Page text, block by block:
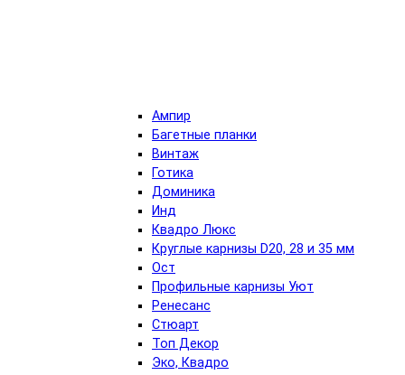
Ампир
Багетные планки
Винтаж
Готика
Доминика
Инд
Квадро Люкс
Круглые карнизы D20, 28 и 35 мм
Ост
Профильные карнизы Уют
Ренесанс
Стюарт
Топ Декор
Эко, Квадро